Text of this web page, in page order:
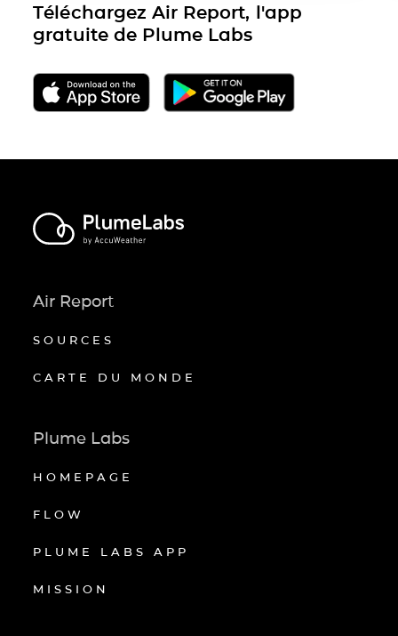
Téléchargez Air Report, l'app
gratuite de Plume Labs
Air Report
SOURCES
CARTE DU MONDE
Plume Labs
HOMEPAGE
FLOW
PLUME LABS APP
MISSION